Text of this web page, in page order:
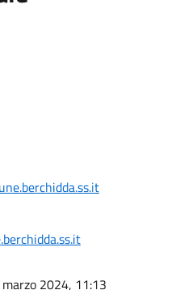
marzo 2024, 11:13